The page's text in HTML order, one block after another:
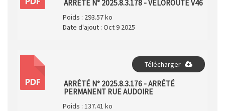
ARRÊTÉ N° 2025.8.3.178 - VÉLOROUTE V46
Poids : 293.57 ko
Date d'ajout : Oct 9 2025
PDF
Télécharger
ARRÊTÉ N° 2025.8.3.176 - ARRÊTÉ
PERMANENT RUE AUDOIRE
Poids : 137.41 ko